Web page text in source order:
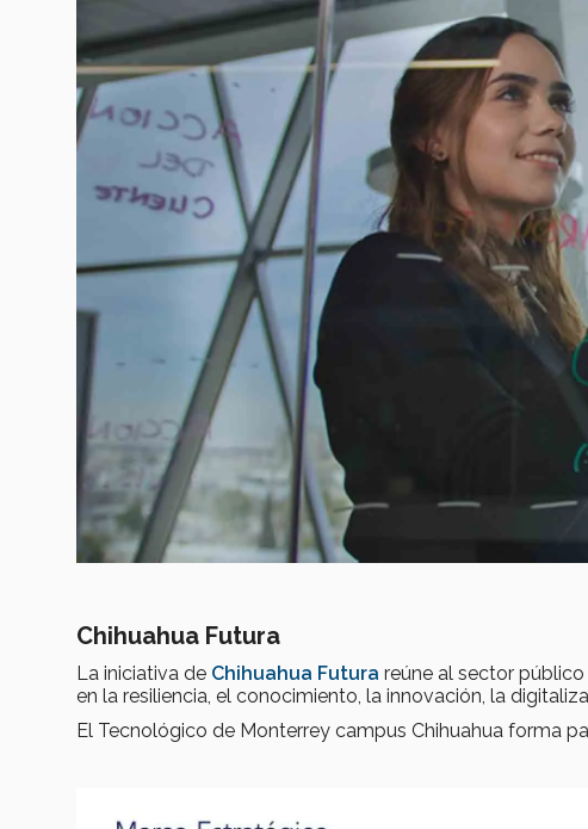
Chihuahua Futura
La iniciativa de Chihuahua Futura reúne al sector
en la resiliencia, el conocimiento, la innovación, la
El Tecnológico de Monterrey campus Chihuahua forma